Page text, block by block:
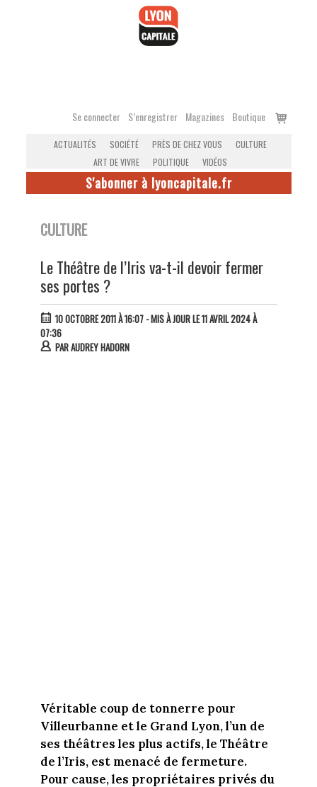
Se connecter S’enregistrer Magazines Boutique
Voir
ACTUALITÉS SOCIÉTÉ PRÈS DE CHEZ VOUS
CULTURE
ART DE VIVRE
POLITIQUE VIDÉOS
S'abonner à lyoncapitale.fr
CULTURE
Le Théâtre de l’Iris va-t-il devoir fermer
ses portes ?
10 OCTOBRE 2011 À 16:07- MIS À JOUR LE 11 AVRIL 2024 À
07:36
PARAUDREY HADORN
Véritable coup de tonnerre pour
Villeurbanne et le Grand Lyon, l’un de
ses théâtres les plus actifs, le Théâtre
de l’Iris, est menacé de fermeture.
Pour cause, les propriétaires privés du